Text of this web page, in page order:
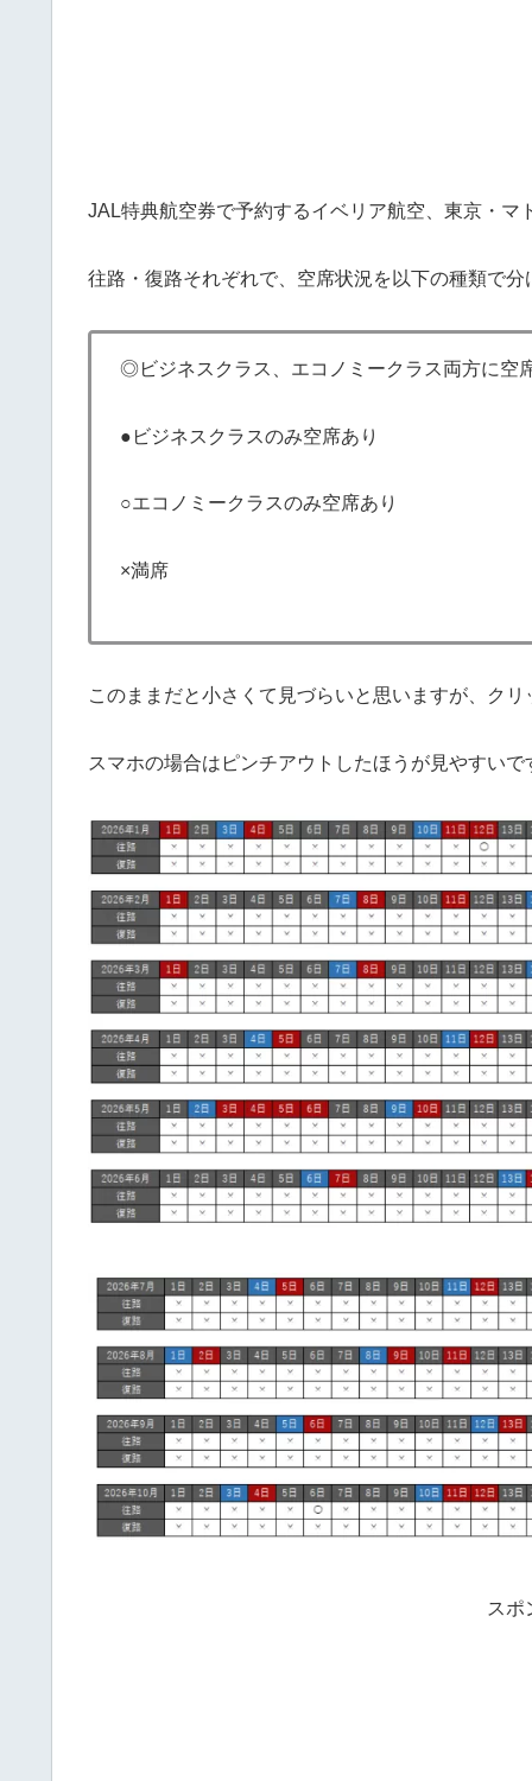
JAL特典航空券で予約するイベリア航空、東京・マ
往路・復路それぞれで、空席状況を以下の種類で分
◎ビジネスクラス、エコノミークラス両方に空
●ビジネスクラスのみ空席あり
○エコノミークラスのみ空席あり
×満席
このままだと小さくて見づらいと思いますが、ク
スマホの場合はピンチアウトしたほうが見やすいで
スポ